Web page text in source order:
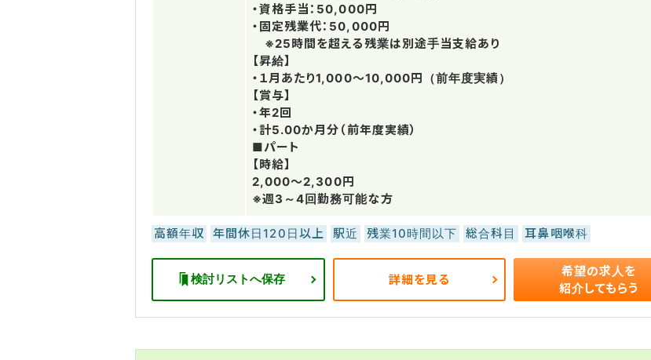
・資格手当：50,000円
・固定残業代：50,000円
※25時間を超える残業は別途手当支給あり
【昇給】
・１月あたり1,000～10,000円（前年度実績）
【賞与】
・年2回
・計5.00か月分（前年度実績）
■パート
【時給】
2,000～2,300円
※週3～4回勤務可能な方
高額年収 年間休日120日以上 駅近 残業10時間以下 総合科目 耳鼻咽喉科
検討リストへ保存 詳細を見る
希望の求人を
紹介してもらう